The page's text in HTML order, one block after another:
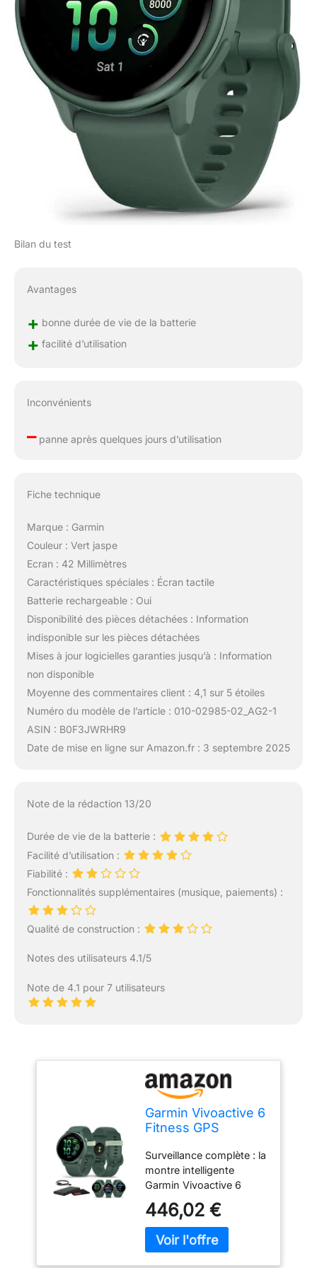
remise en forme
AMOLED – Vert jaspe
métallique avec bracelet
vert jaspe + chiffon de
nettoyage en microfibre
+ batterie P-Bank
Bilan du test
Avantages
+ bonne durée de vie de la batterie
+ facilité d’utilisation
Inconvénients
–panne après quelques jours d’utilisation
Fiche technique
Marque : Garmin
Couleur : Vert jaspe
Ecran : 42 Millimètres
Caractéristiques spéciales : Écran tactile
Batterie rechargeable : Oui
Disponibilité des pièces détachées : Information
indisponible sur les pièces détachées
Mises à jour logicielles garanties jusqu’à : Information
non disponible
Moyenne des commentaires client : 4,1 sur 5 étoiles
Numéro du modèle de l’article : 010-02985-02_AG2-1
ASIN : B0F3JWRHR9
Date de mise en ligne sur Amazon.fr : 3 septembre 2025
Note de la rédaction 13/20
Durée de vie de la batterie :
Facilité d’utilisation :
Fiabilité :
Fonctionnalités supplémentaires (musique, paiements) :
Qualité de construction :
Notes des utilisateurs 4.1/5
Note de 4.1 pour 7 utilisateurs
Garmin Vivoactive 6
Fitness GPS
AMOLED Affichage
métallique Jaspe
vert avec bracelet
vert, batterie de 11
jours, plus de 80
modes sportifs,
suivi d'activité,
musique, ensemble
Surveillance complète : la
montre intelligente
Garmin Vivoactive 6
Fitness GPS vous aide à
suivre les indicateurs
clés, vous donnant une
image complète de votre
446,02 €